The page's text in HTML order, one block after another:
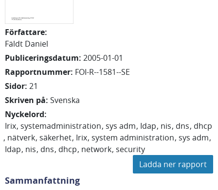
Författare:
Fäldt Daniel
Publiceringsdatum: 2005-01-01
Rapportnummer: FOI-R--1581--SE
Sidor: 21
Skriven på: Svenska
Nyckelord:
Irix systemadministration sys adm Idap nis dns dhcp
nätverk säkerhet Irix system administration sys adm
Idap nis dns dhcp network security
Ladda ner rapport
Sammanfattning